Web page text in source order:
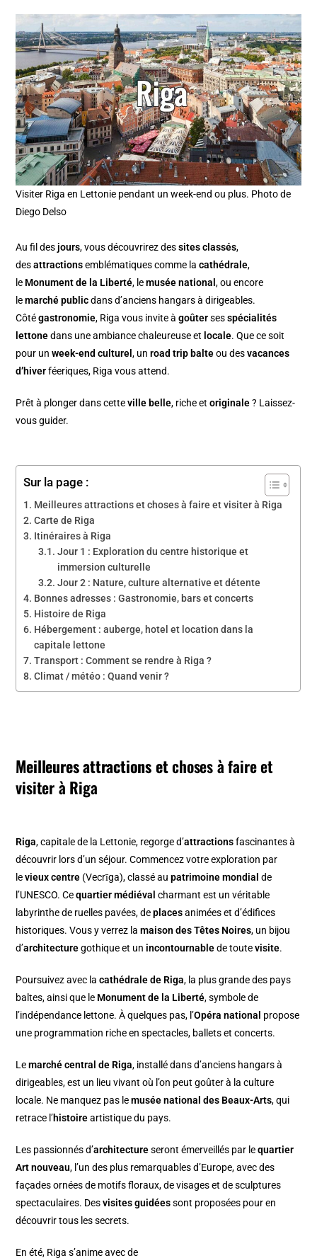
Visiter Riga en Lettonie pendant un week-end ou plus. Photo de
Diego Delso
Au fil desjours, vous découvrirez dessites classés,
desattractionsemblématiques comme lacathédrale,
le Monument de la Liberté, lemusée national, ou encore
lemarché publicdans d’anciens hangars à dirigeables.
Côtégastronomie, Riga vous invite àgoûtersesspécialités
lettonedans une ambiance chaleureuse et locale. Que ce soit
pour unweek-end culturel, unroad trip balteou desvacances
d’hiverféeriques, Riga vous attend.
Prêt à plonger dans cetteville belle, riche etoriginale? Laissez-
vous guider.
Sur la page :
Meilleures attractions et choses à faire et visiter à Riga
Carte de Riga
Itinéraires à Riga
Jour 1 : Exploration du centre historique et
immersion culturelle
Jour 2 : Nature, culture alternative et détente
Bonnes adresses : Gastronomie, bars et concerts
Histoire de Riga
Hébergement : auberge, hotel et location dans la
capitale lettone
Transport : Comment se rendre à Riga ?
Climat / météo : Quand venir ?
Meilleures attractions etchoses à faire et
visiter à Riga
Riga, capitale de la Lettonie, regorge d’attractionsfascinantes à
découvrir lors d’un séjour. Commencez votre exploration par
levieux centre (Vecrīga), classé aupatrimoine mondial de
l’UNESCO. Cequartier médiéval charmant est un véritable
labyrinthe de ruelles pavées, deplacesanimées et d’édifices
historiques. Vous y verrez lamaison des Têtes Noires, un bijou
d’architecturegothique et un incontournablede toutevisite.
Poursuivez avec lacathédrale de Riga, la plus grande des pays
baltes, ainsi que le Monument de la Liberté, symbole de
l’indépendance lettone. À quelques pas, l’Opéra national propose
une programmation riche en spectacles, ballets et concerts.
Lemarché central de Riga, installé dans d’anciens hangars à
dirigeables, est un lieu vivant où l’on peut goûter à la culture
locale. Ne manquez pas lemusée national des Beaux-Arts, qui
retrace l’histoireartistique du pays.
Les passionnés d’architectureseront émerveillés par lequartier
Art nouveau, l’un des plus remarquables d’Europe, avec des
façades ornées de motifs floraux, de visages et de sculptures
spectaculaires. Desvisites guidéessont proposées pour en
découvrir tous les secrets.
En été, Riga s’anime avec de